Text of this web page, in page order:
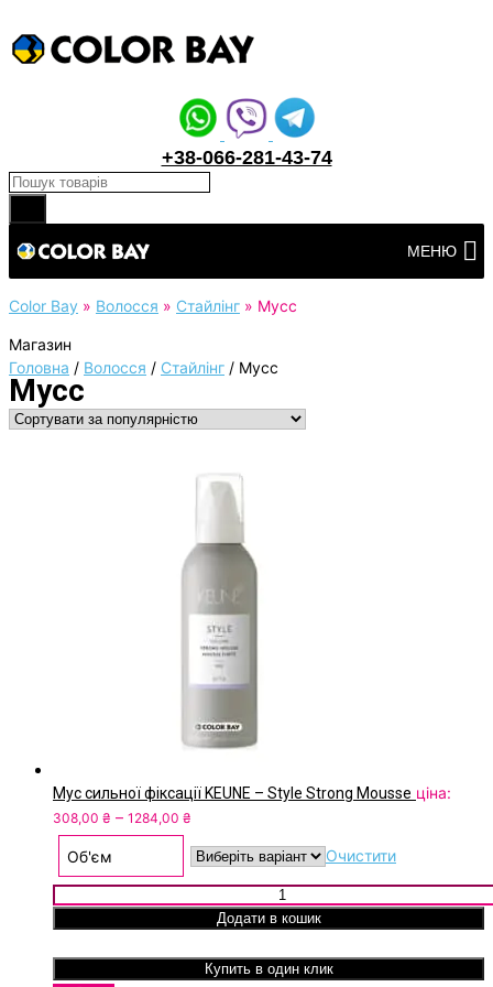
+38-066-281-43-74
Products search
до
вмісту
МЕНЮ
Color Bay » Волосся » Стайлінг » Мусс
Магазин
Головна / Волосся / Стайлінг / Мусс
Мусс
Мус сильної фіксації KEUNE – Style Strong Mousse ціна:
308,00 ₴ – 1284,00 ₴
308,00 ₴
through
1284,00 ₴
Об'єм
Очистити
Мус сильної фіксації KEUNE - Style Strong Mousse
Додати в кошик
Купить в один клик